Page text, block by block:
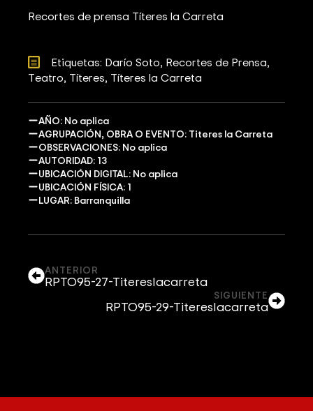
Recortes de prensa Títeres la Carreta
Etiquetas: Darío Soto Recortes de Prensa
Teatro Títeres Títeres la Carreta
AÑO: No aplica
AGRUPACIÓN, OBRA O EVENTO: Titeres la Carreta
OBSERVACIONES: No aplica
AUTORIDAD: 13
UBICACIÓN DIGITAL: No aplica
UBICACIÓN FÍSICA: 1
LUGAR: Barranquilla
ANTERIOR
RPTO95-27-Titereslacarreta
SIGUIENTE
RPTO95-29-Titereslacarreta